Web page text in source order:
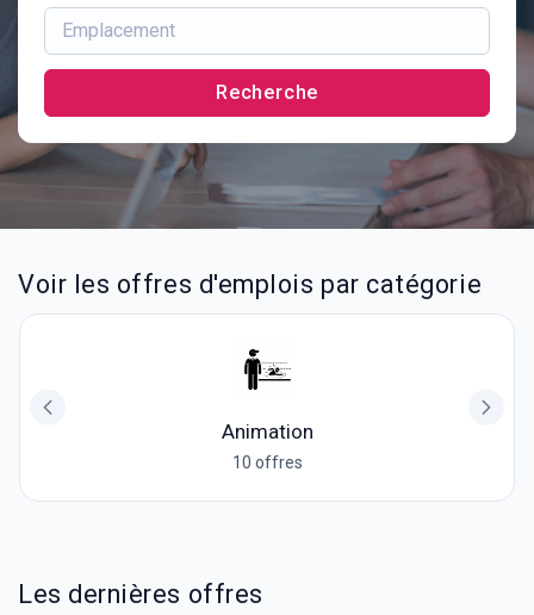
Recherche
Voir les offres d'emplois par catégorie
Animation
10 offres
Les dernières offres